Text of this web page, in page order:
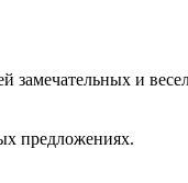
замечательных и
предложениях.